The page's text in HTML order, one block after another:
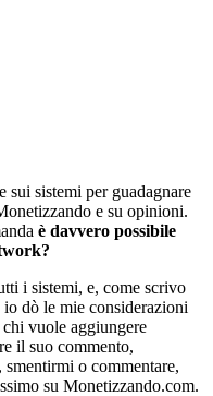
sui sistemi per guadagnare
e su opinioni.
è davvero possibile
i sistemi, e, come scrivo
dò le mie considerazioni
vuole aggiungere
il suo commento,
smentirmi o commentare,
su Monetizzando.com.